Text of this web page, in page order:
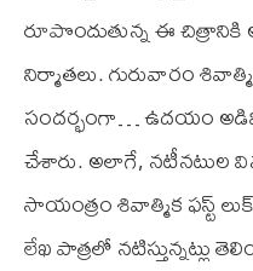
రూపొందుతున్న ఈ చిత్రానికి
నిర్మాతలు. గురువారం
సందర్భంగా… ఉదయం
చేశారు. అలాగే, నటీనటుల
సాయంత్రం శివాత్మిక ఫస్ట్
లేఖ పాత్రలో నటిస్తున్నట్లు